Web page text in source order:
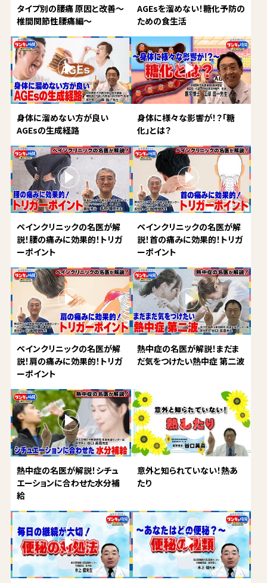
タイプ別の腰痛 原因と改善～
椎間関節性腰痛編～
AGEsを溜めない！糖化予防の
ための食生活
身体に溜めない方が良い
AGEsの生成経路
身体に様々な影響が！？「糖
化」とは？
ペインクリニックの名医が解
説！腰の痛みに効果的！トリガ
ーポイント
ペインクリニックの名医が解
説！首の痛みに効果的！トリガ
ーポイント
ペインクリニックの名医が解
説！肩の痛みに効果的！トリガ
ーポイント
熱中症の名医が解説！まだま
だ気をつけたい熱中症 第二波
熱中症の名医が解説！シチュ
エーションに合わせた水分補
給
意外と知られていない！熱あ
たり